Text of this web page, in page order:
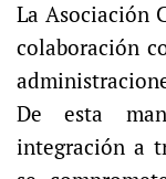
La Asociación
colaboración
De esta
integración a